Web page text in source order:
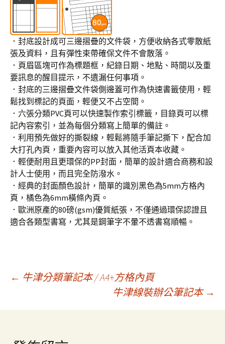
．封底設計成可三邊摺疊的文件袋，方便收納各式零散紙
張及資料，且有彈性束帶確保文件不會散落。
．頁眉區塊可作為標題框，紀錄日期、地點、時間以及重
要訊息的醒目提示，不遺漏任何事項。
．封底的三邊摺疊文件袋側邊蓋可作為快速書籤使用，輕
鬆找到標記的頁面，輕便又不占空間。
．六張分類PVC頁可以快速製作索引標籤，目錄頁可以標
記內容索引，並為每個分類寫上簡單的備註。
．利用預先做好的撕裂線，輕鬆將隨手筆記撕下，配合加
大打孔內頁，重要內容可以放入其他活頁本收藏。
．輕便耐用且更環保的PP封面，簡單的設計適合商務和設
計人士使用，而且完全防潑水。
．經典的封面顏色設計，簡單的識別黑色為5mm方格內
頁，橘色為6mm橫條內頁。
．歐洲原產的80磅(gsm)優質紙張，不僅通過環保認證且
適合各類型書寫，尤其是鋼筆字不暈不透書寫順暢。
文
章
← 牛津分類筆記本 / A4+方格內頁
牛津線裝辦公筆記本 →